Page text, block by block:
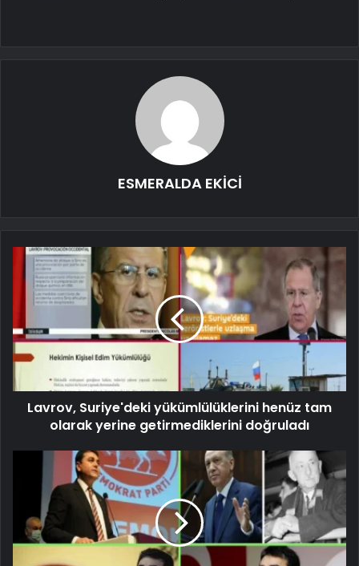
ESMERALDA EKİCİ
Lavrov, Suriye'deki yükümlülüklerini henüz tam
olarak yerine getirmediklerini doğruladı